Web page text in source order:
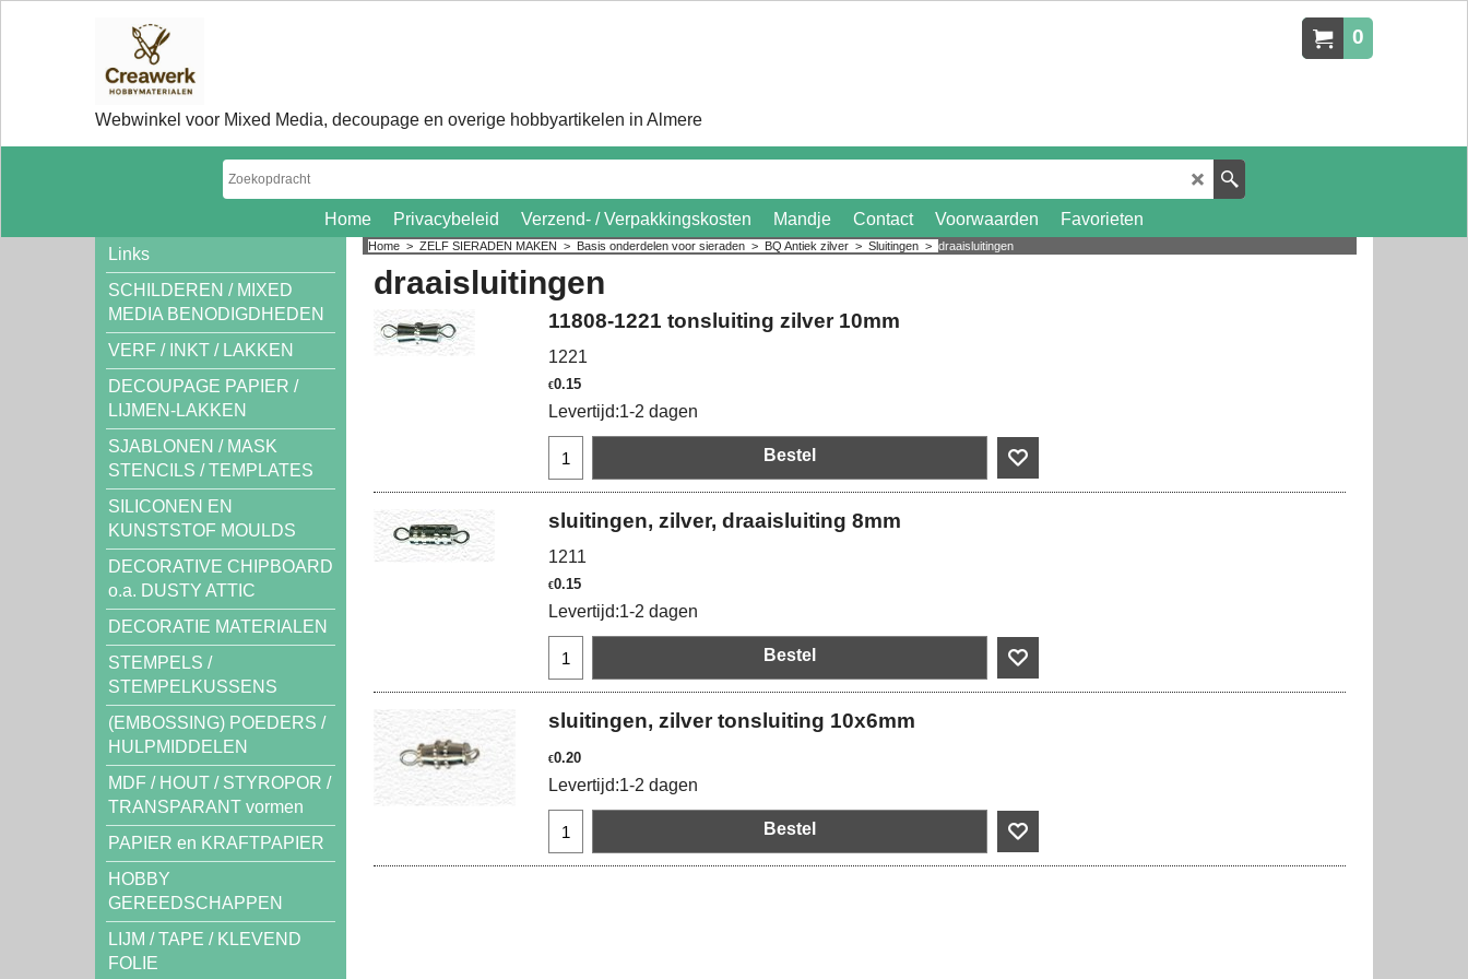
0
Webwinkel voor Mixed Media, decoupage en overige hobbyartikelen in Almere
Home Privacybeleid Verzend- / Verpakkingskosten Mandje Contact Voorwaarden
Favorieten
Links
SCHILDEREN / MIXED
MEDIA BENODIGDHEDEN
VERF / INKT / LAKKEN
DECOUPAGE PAPIER /
LIJMEN-LAKKEN
SJABLONEN / MASK
STENCILS / TEMPLATES
SILICONEN EN
KUNSTSTOF MOULDS
DECORATIVE CHIPBOARD
o.a. DUSTY ATTIC
DECORATIE MATERIALEN
STEMPELS /
STEMPELKUSSENS
(EMBOSSING) POEDERS /
HULPMIDDELEN
MDF / HOUT / STYROPOR /
TRANSPARANT vormen
PAPIER en KRAFTPAPIER
HOBBY
GEREEDSCHAPPEN
LIJM / TAPE / KLEVEND
FOLIE
Home > ZELF SIERADEN MAKEN > Basis onderdelen voor sieraden > BQ Antiek zilver > Sluitingen > draaisluitingen
draaisluitingen
11808-1221 tonsluiting zilver 10mm
1221
€0.15
Levertijd:1-2 dagen
Bestel
sluitingen, zilver, draaisluiting 8mm
1211
€0.15
Levertijd:1-2 dagen
Bestel
sluitingen, zilver tonsluiting 10x6mm
€0.20
Levertijd:1-2 dagen
Bestel